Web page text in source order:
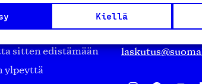
Kiellä
kansainvälisiin
sitten edistämään
ylpeyttä
Finland